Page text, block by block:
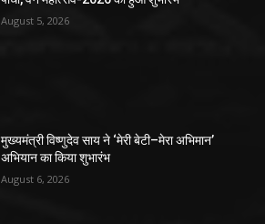
August 5, 2026
मुख्यमंत्री विष्णुदेव साय ने ‘मेरी बेटी–मेरा अभिमान’
अभियान का किया शुभारंभ
August 6, 2026